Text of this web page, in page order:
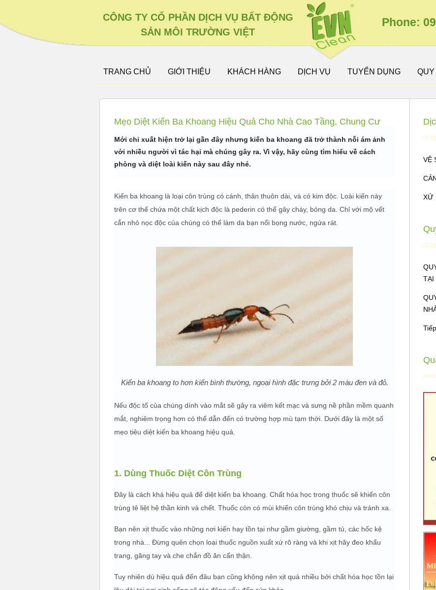
CÔNG TY CỔ PHẦN DỊCH VỤ BẤT ĐỘNG
SẢN MÔI TRƯỜNG VIỆT
Phone:
TRANG CHỦ GIỚI THIỆU KHÁCH HÀNG DỊCH VỤ TUYỂN DỤNG QUY
Mẹo Diệt Kiến Ba Khoang Hiệu Quả Cho Nhà Cao Tầng, Chung Cư
Mới chỉ xuất hiện trở lại gần đây nhưng kiến ba khoang đã trở thành nỗi ám ảnh
với nhiều người vì tác hại mà chúng gây ra. Vì vậy, hãy cùng tìm hiểu về cách
phòng và diệt loài kiến này sau đây nhé.
Kiến ba khoang là loại côn trùng có cánh, thân thuôn dài, và có kim độc. Loài kiến này
trên cơ thể chứa một chất kịch độc là pederin có thể gây cháy, bỏng da. Chỉ với mộ vết
cắn nhỏ nọc độc của chúng có thể làm da bạn nổi bọng nước, ngứa rát.
Kiến ba khoang to hơn kiến bình thường, ngoại hình đặc trưng bởi 2 màu đen và đỏ.
Nếu độc tố của chúng dính vào mắt sẽ gây ra viêm kết mạc và sưng nề phần mềm quanh
mắt, nghiêm trọng hơn có thể dẫn đến có trường hợp mù tạm thời. Dưới đây là một số
mẹo tiêu diệt kiến ba khoang hiệu quả.
1. Dùng Thuốc Diệt Côn Trùng
Đây là cách khá hiệu quả để diệt kiến ba khoang. Chất hóa học trong thuốc sẽ khiến côn
trùng tê liệt hệ thần kinh và chết. Thuốc còn có mùi khiến côn trùng khó chịu và tránh xa.
Bạn nên xịt thuốc vào những nơi kiến hay tồn tại như gầm giường, gầm tủ, các hốc kệ
trong nhà... Đừng quên chọn loại thuốc nguồn xuất xứ rõ ràng và khi xịt hãy đeo khẩu
trang, găng tay và che chắn đồ ăn cẩn thận.
Tuy nhiên dù hiệu quả đến đâu bạn cũng không nên xịt quá nhiều bởi chất hóa học tồn lại
VỆ
XỬ
TẠI